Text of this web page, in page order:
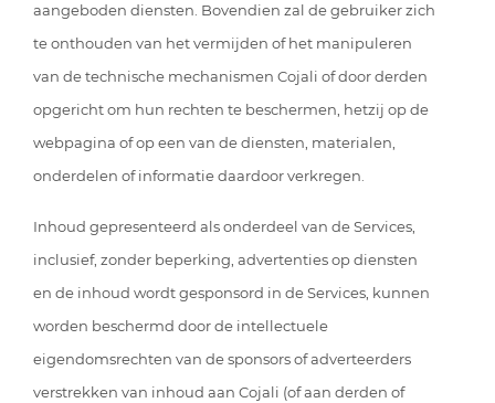
aangeboden diensten. Bovendien zal de gebruiker zich
te onthouden van het vermijden of het manipuleren
van de technische mechanismen Cojali of door derden
opgericht om hun rechten te beschermen, hetzij op de
webpagina of op een van de diensten, materialen,
onderdelen of informatie daardoor verkregen.
Inhoud gepresenteerd als onderdeel van de Services,
inclusief, zonder beperking, advertenties op diensten
en de inhoud wordt gesponsord in de Services, kunnen
worden beschermd door de intellectuele
eigendomsrechten van de sponsors of adverteerders
verstrekken van inhoud aan Cojali (of aan derden of